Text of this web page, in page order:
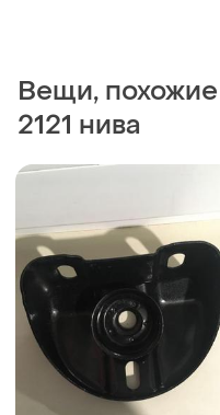
Вещи, похожие
2121 нива